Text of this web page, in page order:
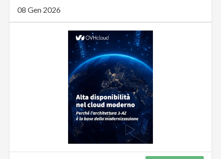
08 Gen 2026